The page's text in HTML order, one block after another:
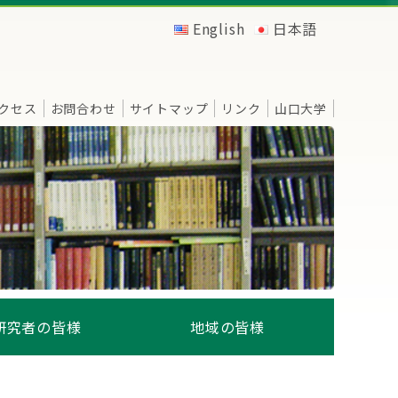
English 日本語
セス お問合わせ サイトマップ リンク 山口大学
究者の皆様 地域の皆様